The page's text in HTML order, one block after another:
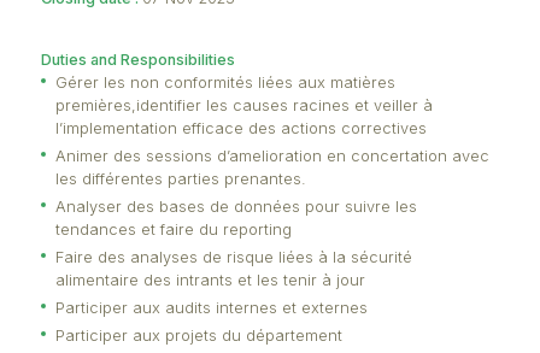
Closing date :07 Nov 2025
Duties and Responsibilities
Gérer les non conformités liées aux matières
premières,identifier les causes racines et veiller à
l’implementation efficace des actions correctives
Animer des sessions d’amelioration en
les différentes parties prenantes.
Analyser des bases de données pour suivre les